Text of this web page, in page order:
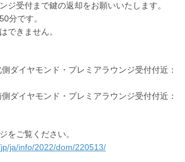
ジ受付まで鍵の返却をお願いいたします。
分です。
できません。
ダイヤモンド・プレミアラウンジ受付付近：
ダイヤモンド・プレミアラウンジ受付付近：
をご覧ください。
ja/info/2022/dom/220513/